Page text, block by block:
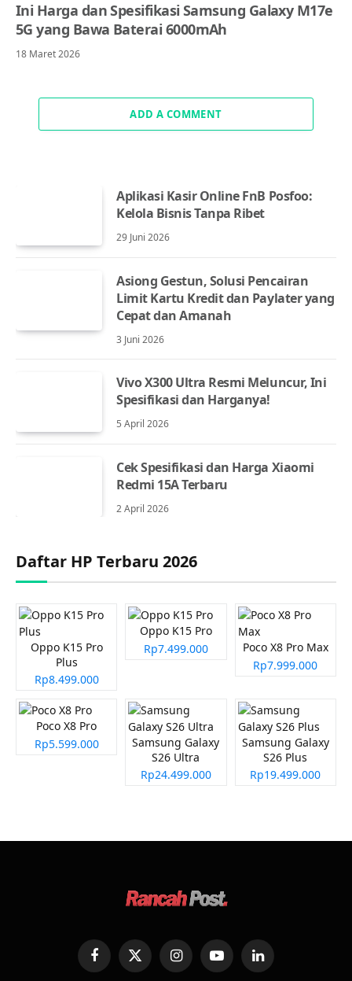
Ini Harga dan Spesifikasi Samsung Galaxy M17e
5G yang Bawa Baterai 6000mAh
18 Maret 2026
ADD A COMMENT
Aplikasi Kasir Online FnB Posfoo:
Kelola Bisnis Tanpa Ribet
29 Juni 2026
Asiong Gestun, Solusi Pencairan
Limit Kartu Kredit dan Paylater yang
Cepat dan Amanah
3 Juni 2026
Vivo X300 Ultra Resmi Meluncur, Ini
Spesifikasi dan Harganya!
5 April 2026
Cek Spesifikasi dan Harga Xiaomi
Redmi 15A Terbaru
2 April 2026
Daftar HP Terbaru 2026
Oppo K15 Pro
Plus
Rp8.499.000
Oppo K15 Pro
Rp7.499.000
Poco X8 Pro Max
Rp7.999.000
Poco X8 Pro
Rp5.599.000
Samsung Galaxy
S26 Ultra
Rp24.499.000
Samsung Galaxy
S26 Plus
Rp19.499.000
FacebookX
(Twitter)
InstagramYouTubeLinkedIn